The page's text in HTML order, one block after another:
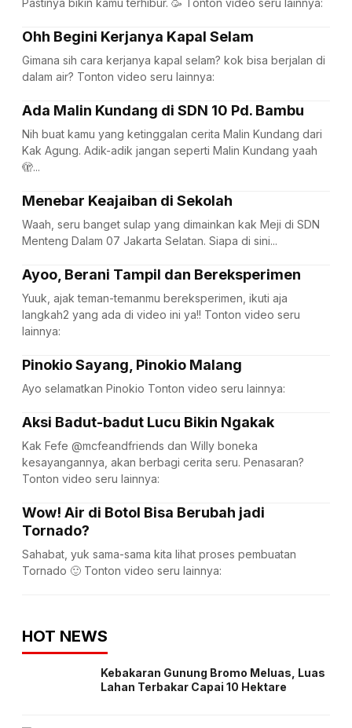
Pastinya bikin kamu terhibur. 🥳 Tonton video seru lainnya:
Ohh Begini Kerjanya Kapal Selam
Gimana sih cara kerjanya kapal selam? kok bisa berjalan di
dalam air? Tonton video seru lainnya:
Ada Malin Kundang di SDN 10 Pd. Bambu
Nih buat kamu yang ketinggalan cerita Malin Kundang dari
Kak Agung. Adik-adik jangan seperti Malin Kundang yaah
🫣...
Menebar Keajaiban di Sekolah
Waah, seru banget sulap yang dimainkan kak Meji di SDN
Menteng Dalam 07 Jakarta Selatan. Siapa di sini...
Ayoo, Berani Tampil dan Bereksperimen
Yuuk, ajak teman-temanmu bereksperimen, ikuti aja
langkah2 yang ada di video ini ya!! Tonton video seru
lainnya:
Pinokio Sayang, Pinokio Malang
Ayo selamatkan Pinokio Tonton video seru lainnya:
Aksi Badut-badut Lucu Bikin Ngakak
Kak Fefe @mcfeandfriends dan Willy boneka
kesayangannya, akan berbagi cerita seru. Penasaran?
Tonton video seru lainnya:
Wow! Air di Botol Bisa Berubah jadi
Tornado?
Sahabat, yuk sama-sama kita lihat proses pembuatan
Tornado 🙂 Tonton video seru lainnya:
HOT NEWS
Kebakaran Gunung Bromo Meluas, Luas
Lahan Terbakar Capai 10 Hektare